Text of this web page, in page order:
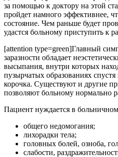
за помощью к доктору на этой
пройдет намного эффективнее,
состояние. Чем раньше будет
удастся больному приступить к
[attention type=green]Главный
заразности обладает
высыпания, внутри которых
пузырчатых образованиях спустя
корочка. Существуют и другие
позволяют больному нормально
Пациент нуждается в больничном
общего недомогания;
лихорадки тела;
головных болей, озноба,
слабости,